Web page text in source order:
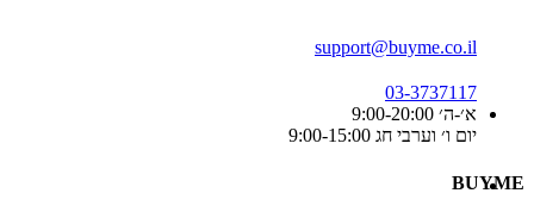
support@buyme.co.il
03-3737117
א׳-ה׳ 9:00-20:00
יום ו׳ וערבי חג 9:00-15:00
BUYME